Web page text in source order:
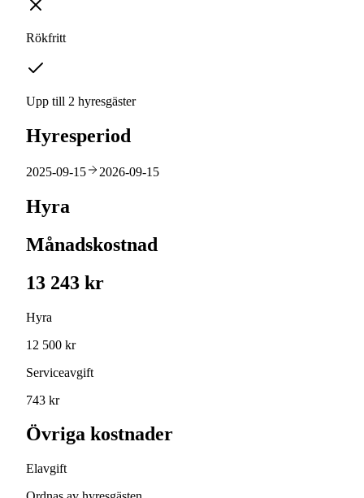
Rökfritt
Upp till 2 hyresgäster
Hyresperiod
2025-09-15 2026-09-15
Hyra
Månadskostnad
13 243 kr
Hyra
12 500 kr
Serviceavgift
743 kr
Övriga kostnader
Elavgift